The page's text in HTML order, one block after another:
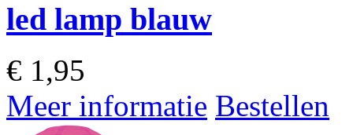
led lamp blauw
€ 1,95
Meer informatie Bestellen